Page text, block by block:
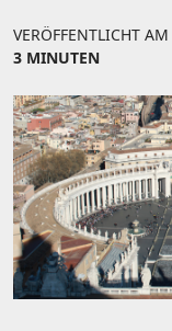
VERÖFFENTLICHT AM
3 MINUTEN